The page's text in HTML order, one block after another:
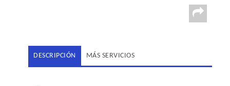
DESCRIPCIÓN MÁS SERVICIOS